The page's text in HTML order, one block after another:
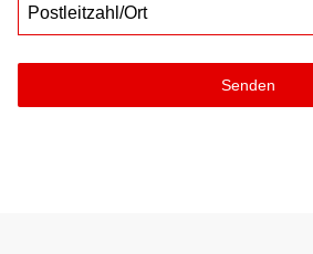
Postleitzahl/Ort
Senden